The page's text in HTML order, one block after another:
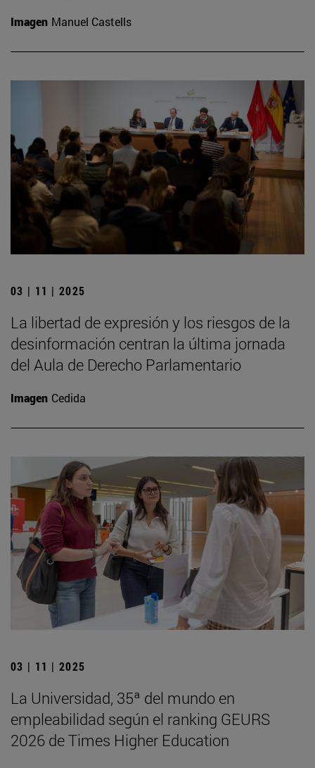
Imagen Manuel Castells
03 | 11 | 2025
La libertad de expresión y los riesgos de la
desinformación centran la última jornada
del Aula de Derecho Parlamentario
Imagen Cedida
03 | 11 | 2025
La Universidad, 35ª del mundo en
empleabilidad según el ranking GEURS
2026 de Times Higher Education